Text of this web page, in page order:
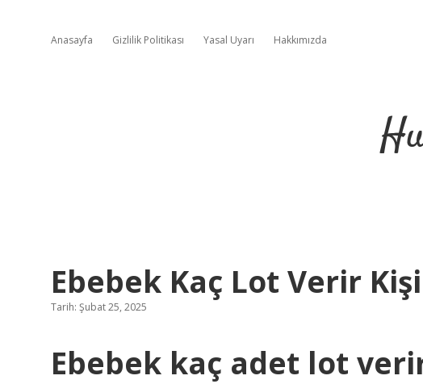
Anasayfa Gizlilik Politikası Yasal Uyarı Hakkımızda
Ebebek Kaç Lot Verir Kişi
Tarih: Şubat 25, 2025
Ebebek kaç adet lot